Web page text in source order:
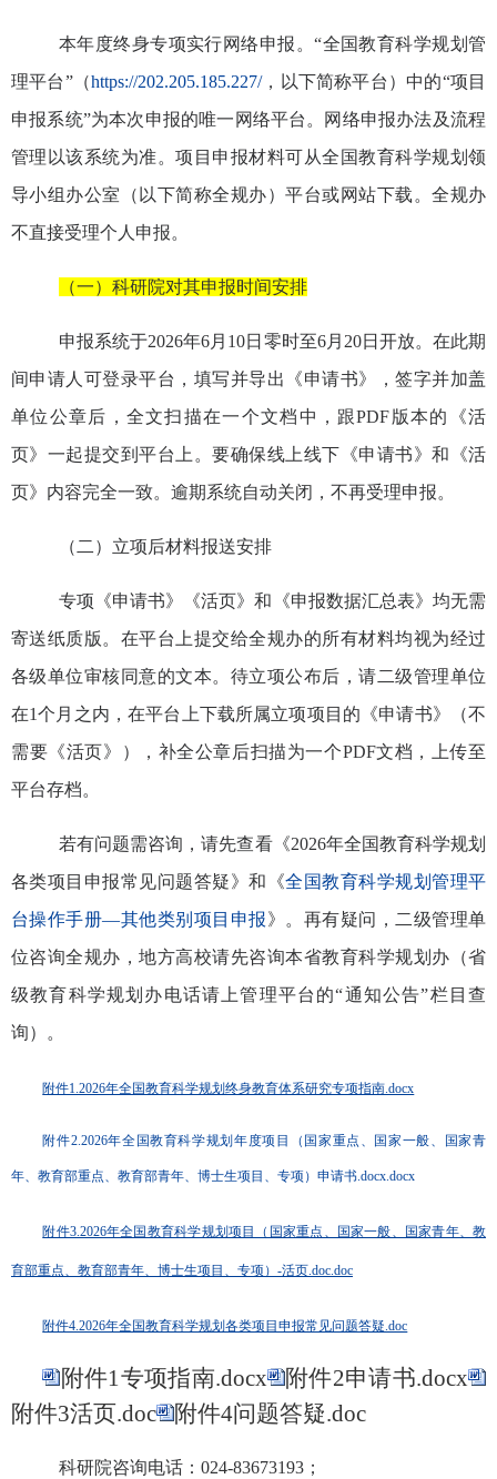
本年度终身专项实行网络申报。“全国教育科学规划管
理平台”（https://202.205.185.227/，以下简称平台）中的“项目
申报系统”为本次申报的唯一网络平台。网络申报办法及流程
管理以该系统为准。项目申报材料可从全国教育科学规划领
导小组办公室（以下简称全规办）平台或网站下载。全规办
不直接受理个人申报。
（一）科研院对其申报时间安排
申报系统于2026年6月 10日 零时至6月 20日 开放。在此期
间申请人可登录平台，填写并导出《申请书》，签字并加盖
单位公章后，全文扫描在一个文档中，跟PDF版本的《活
页》一起提交到平台上。要确保线上线下《申请书》和《活
页》内容完全一致。逾期系统自动关闭，不再受理申报。
（ 二 ） 立项后材料报送安排
专项 《申请书》《活页》和《申报数据汇总表》均无需
寄送纸质版。 在平台上提交给全规办的所有材料均视为经过
各级单位审核同意的文本。待立项公布后，请二级管理单位
在1个月之内，在平台上下载所属立项项目的《申请书》（不
需要《活页》），补全公章后扫描为一个PDF文档，上传至
平台存档。
若有问题需咨询，请先查看《2026年全国教育科学规划
各类项目申报常见问题答疑》和《全国教育科学规划管理平
台操作手册—其他类别项目申报》。再有疑问，二级管理单
位咨询全规办，地方高校请先咨询本省教育科学规划办 （省
级教育科学规划办电话请上管理平台的“通知公告”栏目查
询）。
附件1.2026年全国教育科学规划终身教育体系研究专项指南.docx
附件2.2026年全国教育科学规划年度项目（国家重点、国家一般、国家青
年、教育部重点、教育部青年、博士生项目、专项）申请书.docx.docx
附件3.2026年全国教育科学规划项目（国家重点、国家一般、国家青年、教
育部重点、教育部青年、博士生项目、专项）-活页.doc.doc
附件4.2026年全国教育科学规划各类项目申报常见问题答疑.doc
附件1专项指南.docx
附件2申请书.docx
附件3活页.doc
附件4问题答疑.doc
科研院咨询电话： 024-83673193 ；